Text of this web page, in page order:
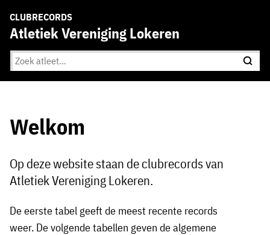
CLUBRECORDS
Atletiek Vereniging Lokeren
Welkom
Op deze website staan de clubrecords van
Atletiek Vereniging Lokeren.
De eerste tabel geeft de meest recente records
weer. De volgende tabellen geven de algemene